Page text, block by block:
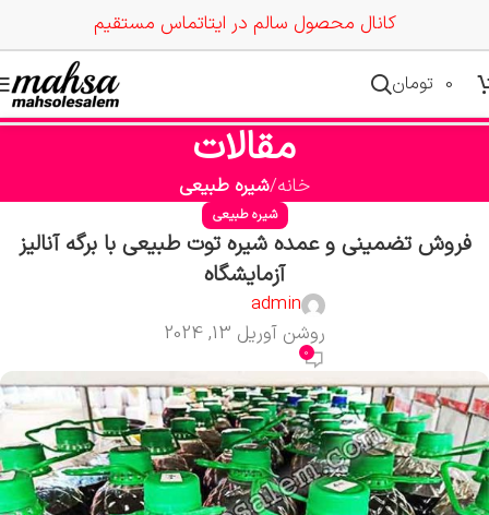
کانال محصول سالم در ایتاتماس مستقیم
0 تومان
مقالات
خانه شیره طبیعی
شیره طبیعی
فروش تضمینی و عمده شیره توت طبیعی با برگه آنالیز
آزمایشگاه
admin
روشن آوریل 13, 2024
0